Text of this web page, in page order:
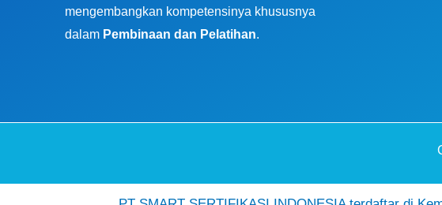
mengembangkan kompetensinya khususnya
dalam Pembinaan dan Pelatihan.